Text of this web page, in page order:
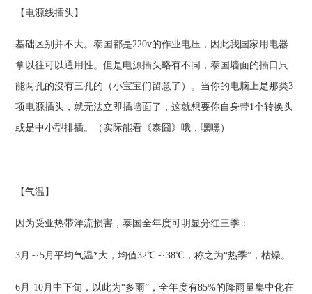
【电源线插头】
基础区别并不大。泰国都是220v的作业电压，因此我国家用电器
拿以往可以通用性。但是电源插头略有不同，泰国墙面的插口只
能两孔的沒有三孔的（小宝宝们留意了）。当你的电脑上是那类3
项电源插头，就无法立即插墙面了，这就想要你自身带1个转换头
或是中小型排插。（实际能看《泰囧》哦，嘿嘿）
【气温】
因为受亚热带洋流损害，泰国全年度可明显分红三季：
3月～5月平均气温*大，均值32℃～38℃，称之为“热季”，枯燥。
6月-10月中下旬，以此为“多雨”，全年度有85%的降雨量集中化在